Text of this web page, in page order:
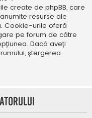
create de phpBB, care
resurse ale
Cookie-urile oferă
pe forum de către
Dacă aveți
ștergerea